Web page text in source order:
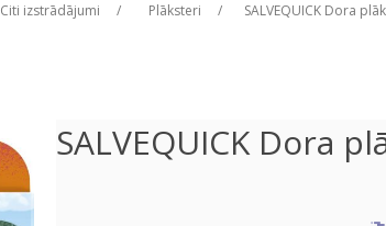
Citi izstrādājumi / Plāksteri / SALVEQUICK Dora
SALVEQUICK Dora